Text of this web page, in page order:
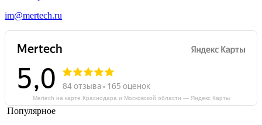
im@mertech.ru
Mertech на карте Краснодара и Московской области — Яндекс Карты
Популярное